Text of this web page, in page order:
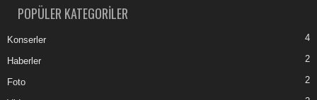
POPÜLER KATEGORİLER
Konserler 4
Haberler 2
Foto 2